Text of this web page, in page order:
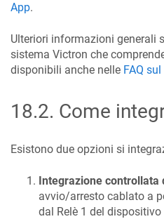
App.
Ulteriori informazioni generali
sistema Victron che
disponibili anche nelle FAQ
18.2. Come
Esistono due opzioni si
Integrazione controllata
avvio/arresto cablato a
dal Relè 1 del